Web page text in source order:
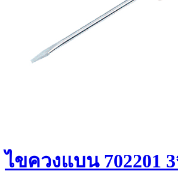
ไขควงแบน 702201